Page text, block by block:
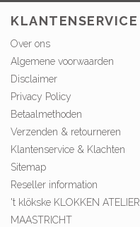
KLANTENSERVICE
Over ons
Algemene voorwaarden
Disclaimer
Privacy Policy
Betaalmethoden
Verzenden & retourneren
Klantenservice & Klachten
Sitemap
Reseller information
't klökske KLOKKEN ATELIER
MAASTRICHT